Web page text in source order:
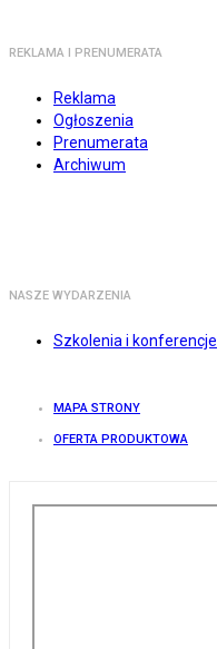
REKLAMA I PRENUMERATA
Reklama
Ogłoszenia
Prenumerata
Archiwum
NASZE WYDARZENIA
Szkolenia i konferencje
MAPA STRONY
OFERTA PRODUKTOWA